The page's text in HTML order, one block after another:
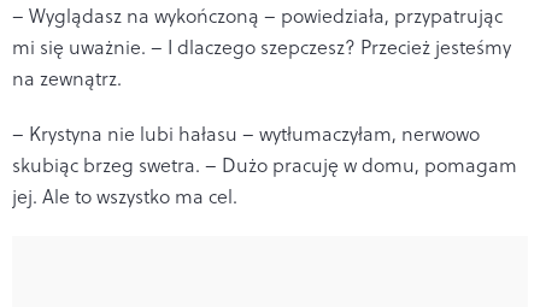
– Wyglądasz na wykończoną – powiedziała, przypatrując
mi się uważnie. – I dlaczego szepczesz? Przecież jesteśmy
na zewnątrz.
– Krystyna nie lubi hałasu – wytłumaczyłam, nerwowo
skubiąc brzeg swetra. – Dużo pracuję w domu, pomagam
jej. Ale to wszystko ma cel.